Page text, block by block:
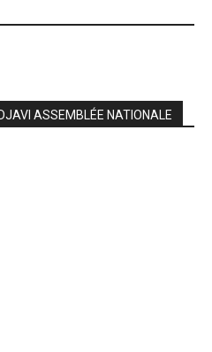
ASSEMBLÉE NATIONALE